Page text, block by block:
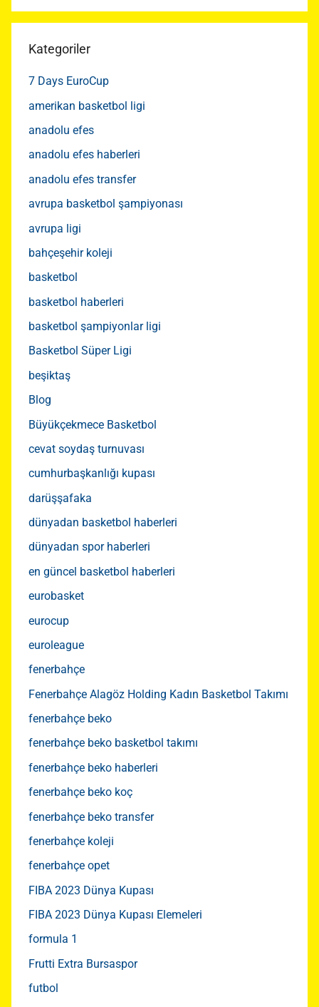
Kategoriler
7 Days EuroCup
amerikan basketbol ligi
anadolu efes
anadolu efes haberleri
anadolu efes transfer
avrupa basketbol şampiyonası
avrupa ligi
bahçeşehir koleji
basketbol
basketbol haberleri
basketbol şampiyonlar ligi
Basketbol Süper Ligi
beşiktaş
Blog
Büyükçekmece Basketbol
cevat soydaş turnuvası
cumhurbaşkanlığı kupası
darüşşafaka
dünyadan basketbol haberleri
dünyadan spor haberleri
en güncel basketbol haberleri
eurobasket
eurocup
euroleague
fenerbahçe
Fenerbahçe Alagöz Holding Kadın Basketbol Takımı
fenerbahçe beko
fenerbahçe beko basketbol takımı
fenerbahçe beko haberleri
fenerbahçe beko koç
fenerbahçe beko transfer
fenerbahçe koleji
fenerbahçe opet
FIBA 2023 Dünya Kupası
FIBA 2023 Dünya Kupası Elemeleri
formula 1
Frutti Extra Bursaspor
futbol